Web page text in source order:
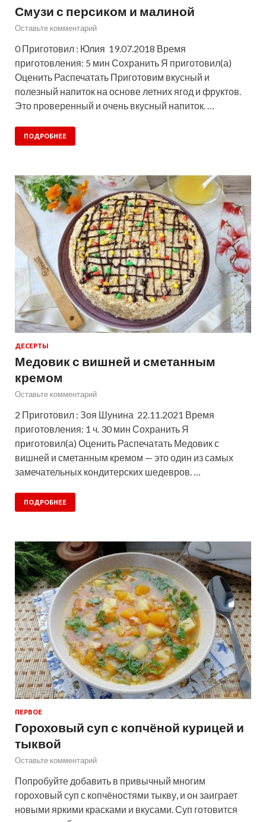
Смузи с персиком и малиной
Оставьте комментарий
0 Приготовил : Юлия 19.07.2018 Время
приготовления: 5 мин Сохранить Я приготовил(а)
Оценить Распечатать Приготовим вкусный и
полезный напиток на основе летних ягод и фруктов.
Это проверенный и очень вкусный напиток. …
ПОДРОБНЕЕ
ДЕСЕРТЫ
Медовик с вишней и сметанным
кремом
Оставьте комментарий
2 Приготовил : Зоя Шунина 22.11.2021 Время
приготовления: 1 ч. 30 мин Сохранить Я
приготовил(а) Оценить Распечатать Медовик с
вишней и сметанным кремом — это один из самых
замечательных кондитерских шедевров. …
ПОДРОБНЕЕ
ПЕРВОЕ
Гороховый суп с копчёной курицей и
тыквой
Оставьте комментарий
Попробуйте добавить в привычный многим
гороховый суп с копчёностями тыкву, и он заиграет
новыми яркими красками и вкусами. Суп готовится